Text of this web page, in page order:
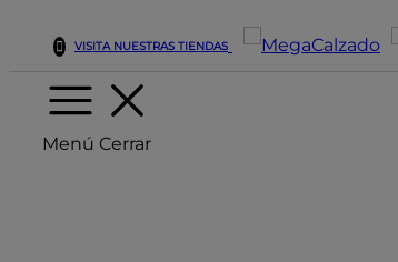
VISITA NUESTRAS TIENDAS
Menú Cerrar